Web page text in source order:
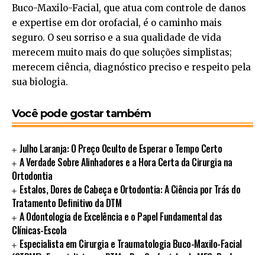
Buco-Maxilo-Facial, que atua com controle de danos
e expertise em dor orofacial, é o caminho mais
seguro. O seu sorriso e a sua qualidade de vida
merecem muito mais do que soluções simplistas;
merecem ciência, diagnóstico preciso e respeito pela
sua biologia.
Você pode gostar também
Julho Laranja: O Preço Oculto de Esperar o Tempo Certo
A Verdade Sobre Alinhadores e a Hora Certa da Cirurgia na
Ortodontia
Estalos, Dores de Cabeça e Ortodontia: A Ciência por Trás do
Tratamento Definitivo da DTM
A Odontologia de Excelência e o Papel Fundamental das
Clínicas-Escola
Especialista em Cirurgia e Traumatologia Buco-Maxilo-Facial